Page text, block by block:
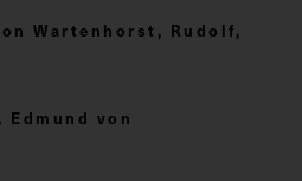
Wartenhorst, Rudolf,
Edmund von